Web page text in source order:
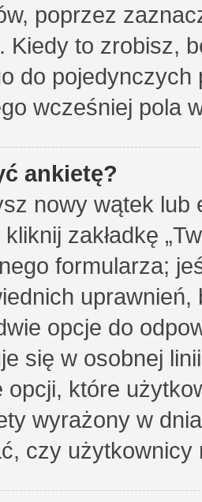
poprzez
Kiedy to zrobisz,
do
wcześniej pola
ankietę?
nowy wątek
zakładkę
formularza;
uprawnień,
opcje do
się w osobnej
opcji, które
wyrażony w
czy użytkownicy